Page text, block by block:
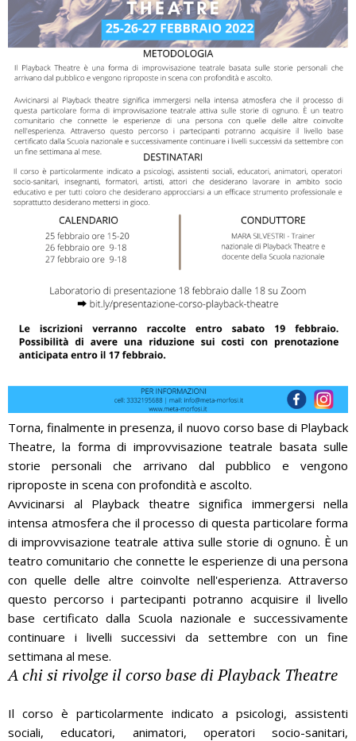
Torna, finalmente in presenza, il nuovo corso base di Playback
Theatre, la forma di improvvisazione teatrale basata sulle
storie personali che arrivano dal pubblico e vengono
riproposte in scena con profondità e ascolto.
Avvicinarsi al Playback theatre significa immergersi nella
intensa atmosfera che il processo di questa particolare forma
di improvvisazione teatrale attiva sulle storie di ognuno. È un
teatro comunitario che connette le esperienze di una persona
con quelle delle altre coinvolte nell'esperienza. Attraverso
questo percorso i partecipanti potranno acquisire il livello
base certificato dalla Scuola nazionale e successivamente
continuare i livelli successivi da settembre con un fine
settimana al mese.
A chi si rivolge il corso base di Playback Theatre
Il corso è particolarmente indicato a psicologi, assistenti
sociali, educatori, animatori, operatori socio-sanitari,